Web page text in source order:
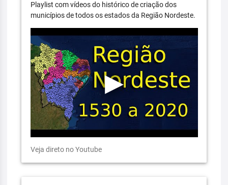
Playlist com vídeos do histórico de criação dos
municípios de todos os estados da Região Nordeste.
Veja direto no Youtube